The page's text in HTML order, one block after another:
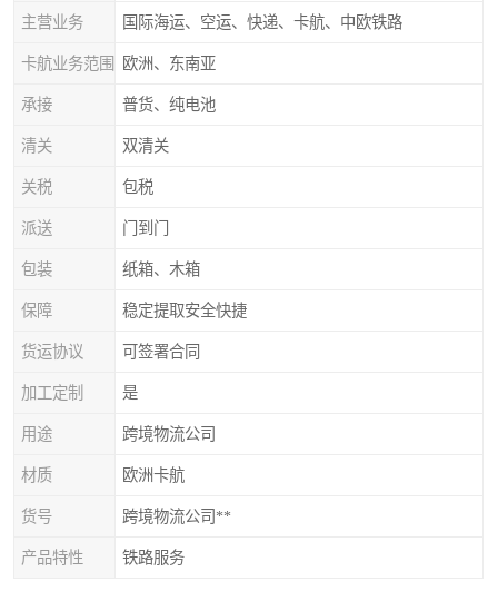
主营业务 国际海运、空运、快递、卡航、中欧铁路
卡航业务范围 欧洲、东南亚
承接 普货、纯电池
清关 双清关
关税 包税
派送 门到门
包装 纸箱、木箱
保障 稳定提取安全快捷
货运协议 可签署合同
加工定制 是
用途 跨境物流公司
材质 欧洲卡航
货号 跨境物流公司**
产品特性 铁路服务